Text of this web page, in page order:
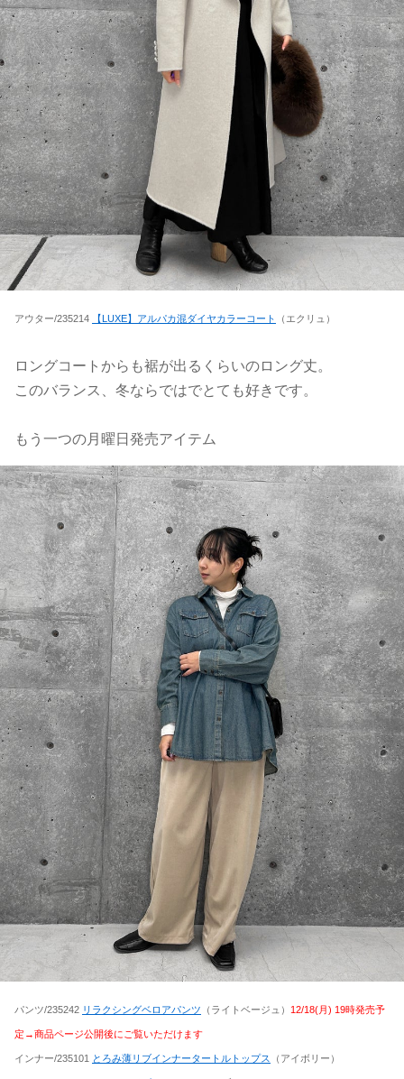
アウター/235214 【LUXE】アルパカ混ダイヤカラーコート （エクリュ）
ロングコートからも裾が出るくらいのロング丈。
このバランス、冬ならではでとても好きです。
もう一つの月曜日発売アイテム
パンツ/235242 リラクシングベロアパンツ （ライトベージュ） 12/18(月) 19時発売予
定→商品ページ公開後にご覧いただけます
インナー/235101 とろみ薄リブインナータートルトップス （アイボリー）